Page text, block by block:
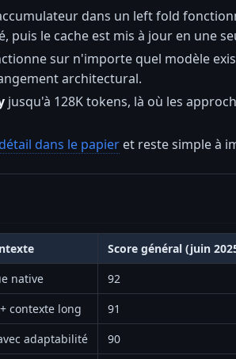
dans un left fold
puis le cache est mis à jour en une
sur n'importe quel modèle
architectural.
jusqu'à 128K tokens, là où les
dans le papier et reste simple à
Score général (juin
native 92
contexte long 91
adaptabilité 90